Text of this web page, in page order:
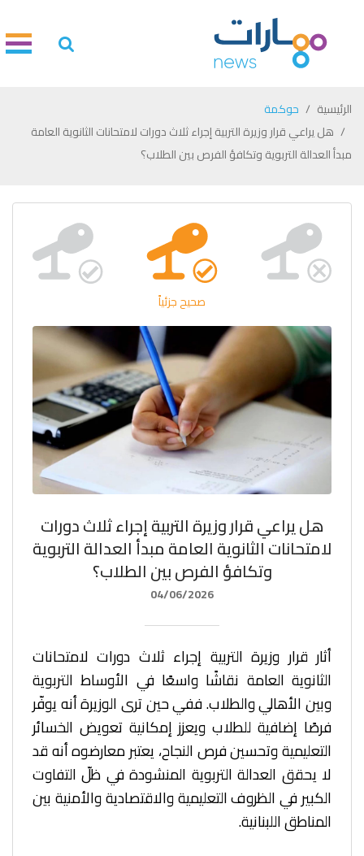
الرئيسية
حوكمة
هل يراعي قرار وزيرة التربية إجراء ثلاث دورات لامتحانات الثانوية العامة
مبدأ العدالة التربوية وتكافؤ الفرص بين الطلاب؟
صحيح جزئياً
هل يراعي قرار وزيرة التربية إجراء ثلاث دورات
لامتحانات الثانوية العامة مبدأ العدالة التربوية
وتكافؤ الفرص بين الطلاب؟
04/06/2026
أثار قرار وزيرة التربية إجراء ثلاث دورات لامتحانات
الثانوية العامة نقاشًا واسعًا في الأوساط التربوية
وبين الأهالي والطلاب. ففي حين ترى الوزيرة أنه يوفّر
فرصًا إضافية للطلاب ويعزز إمكانية تعويض الخسائر
التعليمية وتحسين فرص النجاح، يعتبر معارضوه أنه قد
لا يحقق العدالة التربوية المنشودة في ظلّ التفاوت
الكبير في الظروف التعليمية والاقتصادية والأمنية بين
المناطق اللبنانية.